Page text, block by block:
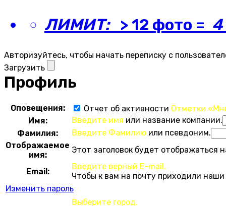
ЛИМИТ:> 12 фото = 4
Авторизуйтесь, чтобы начать переписку с
Загрузить
Профиль
Оповещения: Отчет об активности Отметки
Имя:
Введите имя или название компании.
Фамилия:
Введите Фамилию или псевдоним.
Отображаемое
имя:
Этот заголовок будет отображаться
Email:
Введите верный E-mail.
Чтобы к вам на почту приходили
Изменить пароль
Выберите город.